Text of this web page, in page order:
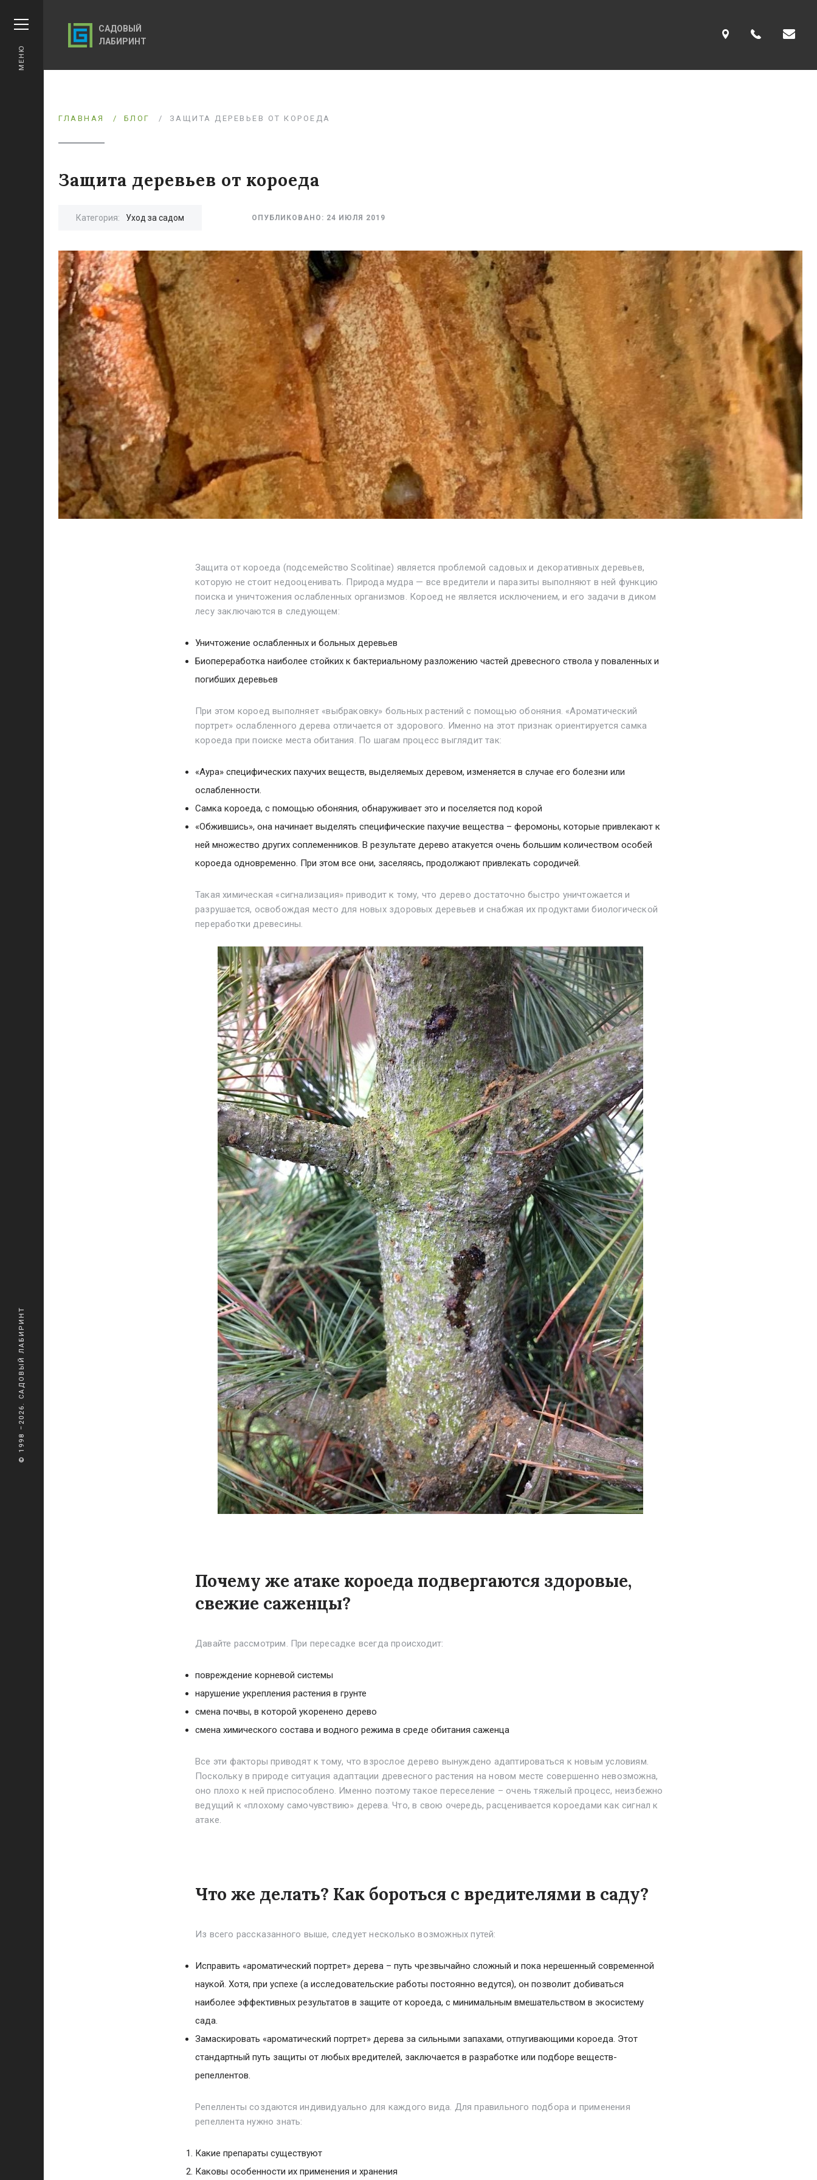
САДОВЫЙ
ЛАБИРИНТ
ГЛАВНАЯ БЛОГ ЗАЩИТА ДЕРЕВЬЕВ ОТ КОРОЕДА
Защита деревьев от короеда
Категория: Уход за садом ОПУБЛИКОВАНО: 24 ИЮЛЯ 2019
Защита от короеда (подсемейство Scolitinae) является проблемой садовых и декоративных деревьев,
которую не стоит недооценивать. Природа мудра — все вредители и паразиты выполняют в ней функцию
поиска и уничтожения ослабленных организмов. Короед не является исключением, и его задачи в диком
лесу заключаются в следующем:
Уничтожение ослабленных и больных деревьев
Биопереработка наиболее стойких к бактериальному разложению частей древесного ствола у поваленных и
погибших деревьев
При этом короед выполняет «выбраковку» больных растений с помощью обоняния. «Ароматический
портрет» ослабленного дерева отличается от здорового. Именно на этот признак ориентируется самка
короеда при поиске места обитания. По шагам процесс выглядит так:
«Аура» специфических пахучих веществ, выделяемых деревом, изменяется в случае его болезни или
ослабленности.
Самка короеда, с помощью обоняния, обнаруживает это и поселяется под корой
«Обжившись», она начинает выделять специфические пахучие вещества – феромоны, которые привлекают к
ней множество других соплеменников. В результате дерево атакуется очень большим количеством особей
короеда одновременно. При этом все они, заселяясь, продолжают привлекать сородичей.
Такая химическая «сигнализация» приводит к тому, что дерево достаточно быстро уничтожается и
разрушается, освобождая место для новых здоровых деревьев и снабжая их продуктами биологической
переработки древесины.
Почему же атаке короеда подвергаются здоровые,
свежие саженцы?
Давайте рассмотрим. При пересадке всегда происходит:
повреждение корневой системы
нарушение укрепления растения в грунте
смена почвы, в которой укоренено дерево
смена химического состава и водного режима в среде обитания саженца
Все эти факторы приводят к тому, что взрослое дерево вынуждено адаптироваться к новым условиям.
Поскольку в природе ситуация адаптации древесного растения на новом месте совершенно невозможна,
оно плохо к ней приспособлено. Именно поэтому такое переселение – очень тяжелый процесс, неизбежно
ведущий к «плохому самочувствию» дерева. Что, в свою очередь, расценивается короедами как сигнал к
атаке.
Что же делать? Как бороться с вредителями в саду?
Из всего рассказанного выше, следует несколько возможных путей:
Исправить «ароматический портрет» дерева – путь чрезвычайно сложный и пока нерешенный современной
наукой. Хотя, при успехе (а исследовательские работы постоянно ведутся), он позволит добиваться
наиболее эффективных результатов в защите от короеда, с минимальным вмешательством в экосистему
сада.
Замаскировать «ароматический портрет» дерева за сильными запахами, отпугивающими короеда. Этот
стандартный путь защиты от любых вредителей, заключается в разработке или подборе веществ-
репеллентов.
Репелленты создаются индивидуально для каждого вида. Для правильного подбора и применения
репеллента нужно знать:
Какие препараты существуют
Каковы особенности их применения и хранения
© 1998 –2026. САДОВЫЙ ЛАБИРИНТ
МЕНЮ